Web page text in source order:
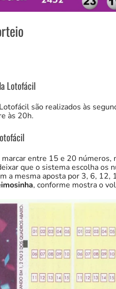
Lotofácil
são realizados às
às 20h.
marcar entre 15 e 20
que o sistema escolha os
a mesma aposta por 3, 6,
, conforme mostra o